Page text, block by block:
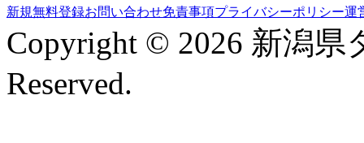
新規無料登録お問い合わせ免責事項プライバシーポリシー運
Copyright © 2026 新潟
Reserved.